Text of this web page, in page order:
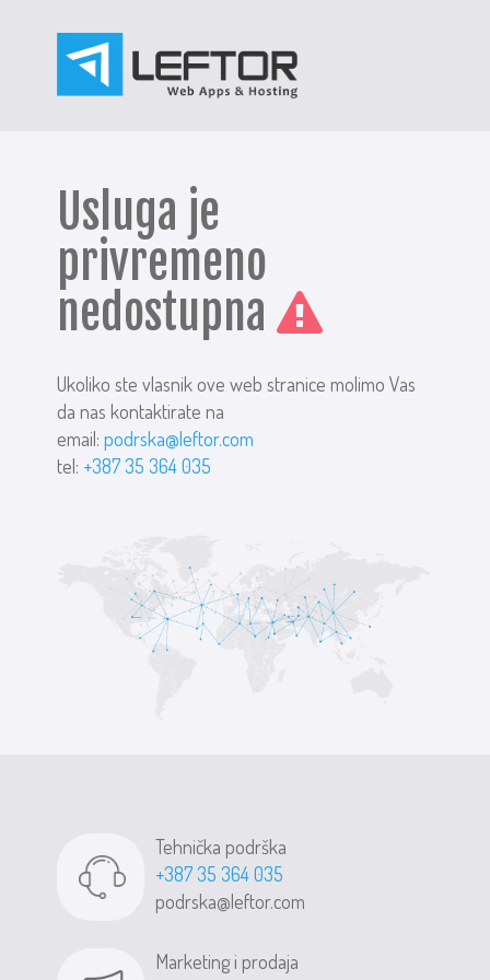
Usluga je
privremeno
nedostupna
Ukoliko ste vlasnik ove web stranice molimo Vas
da nas kontaktirate na
email:podrska@leftor.com
tel: +387 35 364 035
Tehnička podrška
+387 35 364 035
podrska@leftor.com
Marketing i prodaja